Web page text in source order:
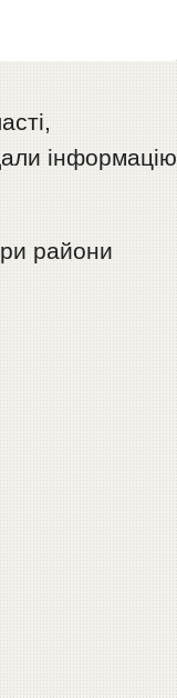
інформацію
райони